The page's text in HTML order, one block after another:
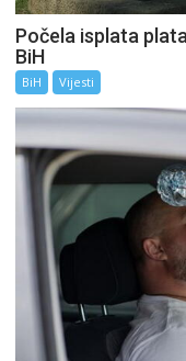
Počela isplata
BiH
BiH Vijesti